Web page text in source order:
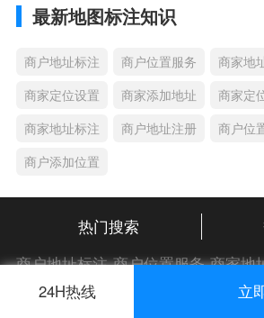
最新地图标注知识
商户地址标注 商户位置服务
商家地
商家定位设置
商家添加地址
商家定
商家地址标注
商户地址注册
商户位
商户添加位置
热门搜索
商户地址标注 商户位置服务 商家地
商家添加地址 商
24H热线 立